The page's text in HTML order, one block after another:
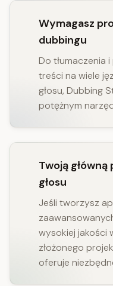
Wymagasz
dubbingu
Do tłumaczenia
treści na wiele
głosu, Dubbing
potężnym
Twoją
głosu
Jeśli tworzysz
wysokiej jakości
złożonego
oferuje